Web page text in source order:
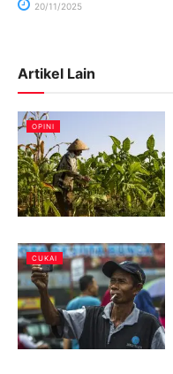
20/11/2025
Artikel Lain
OPINI
CUKAI